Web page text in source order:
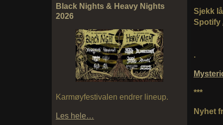
Black Nights & Heavy Nights
2026
Karmøyfestivalen endrer lineup.
Les hele…
Sjekk
Spotify
.
***
Nyhet